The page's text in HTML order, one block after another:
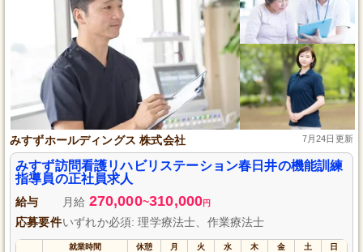
みすずホールディングス 株式会社 7月24日更新
みすず訪問看護リハビリステーション春日井の機能訓練
指導員の正社員求人
給与 月給 270,000~310,000円
応募要件いずれか必須: 理学療法士、作業療法士
就業時間 休憩 月 火 水 木 金 土 日